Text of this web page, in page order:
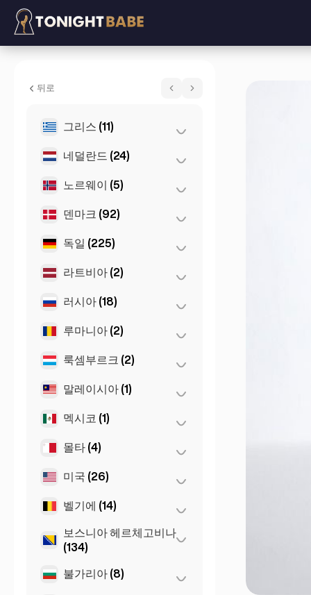
뒤로
그리스 (11)
아테네 (4)
테살로니키
Patras
네덜란드 (24)
로테르담 (3)
암스테르담
헤이그
노르웨이 (5)
오슬로 (5)
덴마크 (92)
코펜하겐 (92)
독일 (225)
뒤셀도르프 (22)
뮌헨
베를린
Dortmund
(4)
Koln
Leipzig
라트비아 (2)
리가 (2)
러시아 (18)
모스크바 (12)
상트페테르부르크
St Petersburg
루마니아 (2)
부쿠레슈티 (2)
룩셈부르크 (2)
룩셈부르크 (2)
말레이시아 (1)
쿠알라룸푸르 (1)
멕시코 (1)
멕시코시티 (1)
몰타 (4)
슬리마 (1)
Birkirkara
Saint Julian (2)
미국 (26)
뉴욕 (6)
로스앤젤레스 (6)
벨기에 (14)
겐트 (2)
보스니아 헤르체고비나
(134)
사라예보 (134)
불가리아 (8)